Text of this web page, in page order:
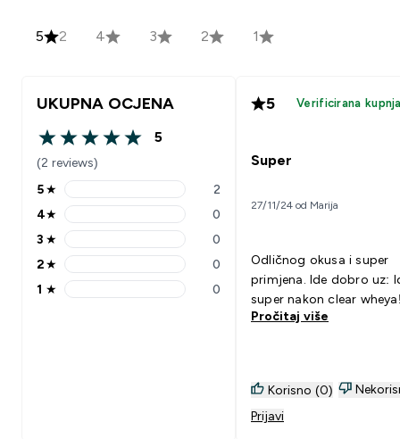
5 2 4 3 2 1
UKUPNA OCJENA
5 out of 5 stars
5
(2 reviews)
5 stars rating 2 reviews
5★ 2
4 stars rating 0 reviews
4★ 0
3 stars rating 0 reviews
3 ★ 0
2 stars rating 0 reviews
2★ 0
1 stars rating 0 reviews
1 ★ 0
5 Verificirana
Super
27/11/24 od Marija
Odličnog okusa i super
primjena. Ide dobro uz: Ide
super nakon clear
Pročitaj više
Korisno (0)
Prijavi